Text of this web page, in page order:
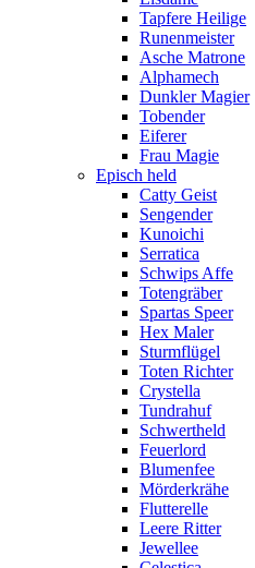
Tapfere Heilige
Runenmeister
Asche Matrone
Alphamech
Dunkler Magier
Tobender
Eiferer
Frau Magie
Episch held
Catty Geist
Sengender
Kunoichi
Serratica
Schwips Affe
Totengräber
Spartas Speer
Hex Maler
Sturmflügel
Toten Richter
Crystella
Tundrahuf
Schwertheld
Feuerlord
Blumenfee
Mörderkrähe
Flutterelle
Leere Ritter
Jewellee